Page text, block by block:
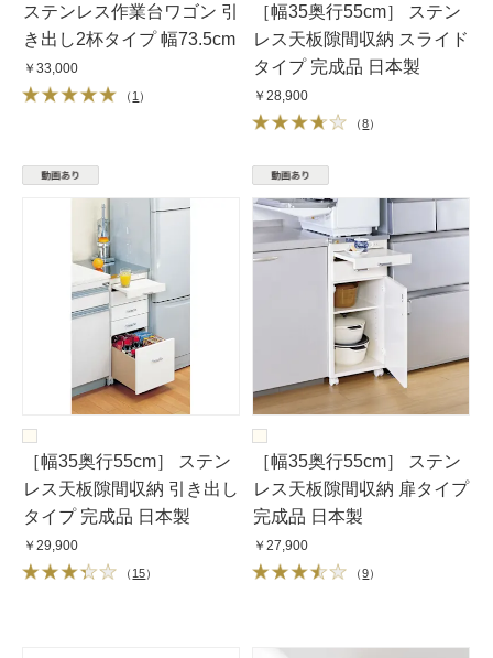
ステンレス作業台ワゴン 引
き出し2杯タイプ 幅73.5cm
￥33,000
（ 1 ）
［幅35奥行55cm］ ステン
レス天板隙間収納 スライド
タイプ 完成品 日本製
￥28,900
（8）
［幅35奥行55cm］ ステン
レス天板隙間収納 引き出し
タイプ 完成品 日本製
￥29,900
（ 15）
［幅35奥行55cm］ ステン
レス天板隙間収納 扉タイプ
完成品 日本製
￥27,900
（9）